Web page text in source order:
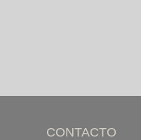
CONTACTO